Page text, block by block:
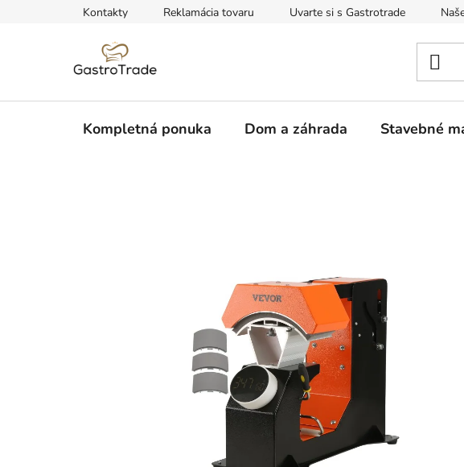
Kontakty Reklamácia tovaru Uvarte si s Gastrotrade
Kompletná ponuka Dom a záhrada Stavebné